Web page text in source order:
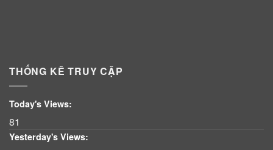
THỐNG KÊ TRUY CẬP
Today's Views:
81
Yesterday's Views: